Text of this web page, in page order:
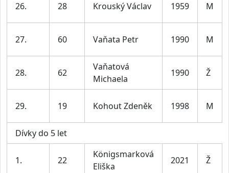
26. 28 Krouský Václav 1959 M
27. 60 Vaňata Petr 1990 M
28. 62
Vaňatová
Michaela
1990 Ž
29. 19 Kohout Zdeněk 1998 M
Dívky do 5 let
1. 22
Königsmarková
Eliška
2021 Ž